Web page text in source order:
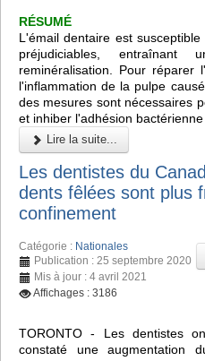
RÉSUMÉ
L'émail dentaire est
préjudiciables,
reminéralisation. Pour réparer
l'inflammation de la pulpe
des mesures sont nécessaires
et inhiber l'adhésion
Lire la suite...
Les dentistes du
dents fêlées sont plus
confinement
Catégorie : Nationales
Publication : 25 septembre 2020
Mis à jour : 4 avril 2021
Affichages : 3186
TORONTO - Les dentistes
constaté une augmentation